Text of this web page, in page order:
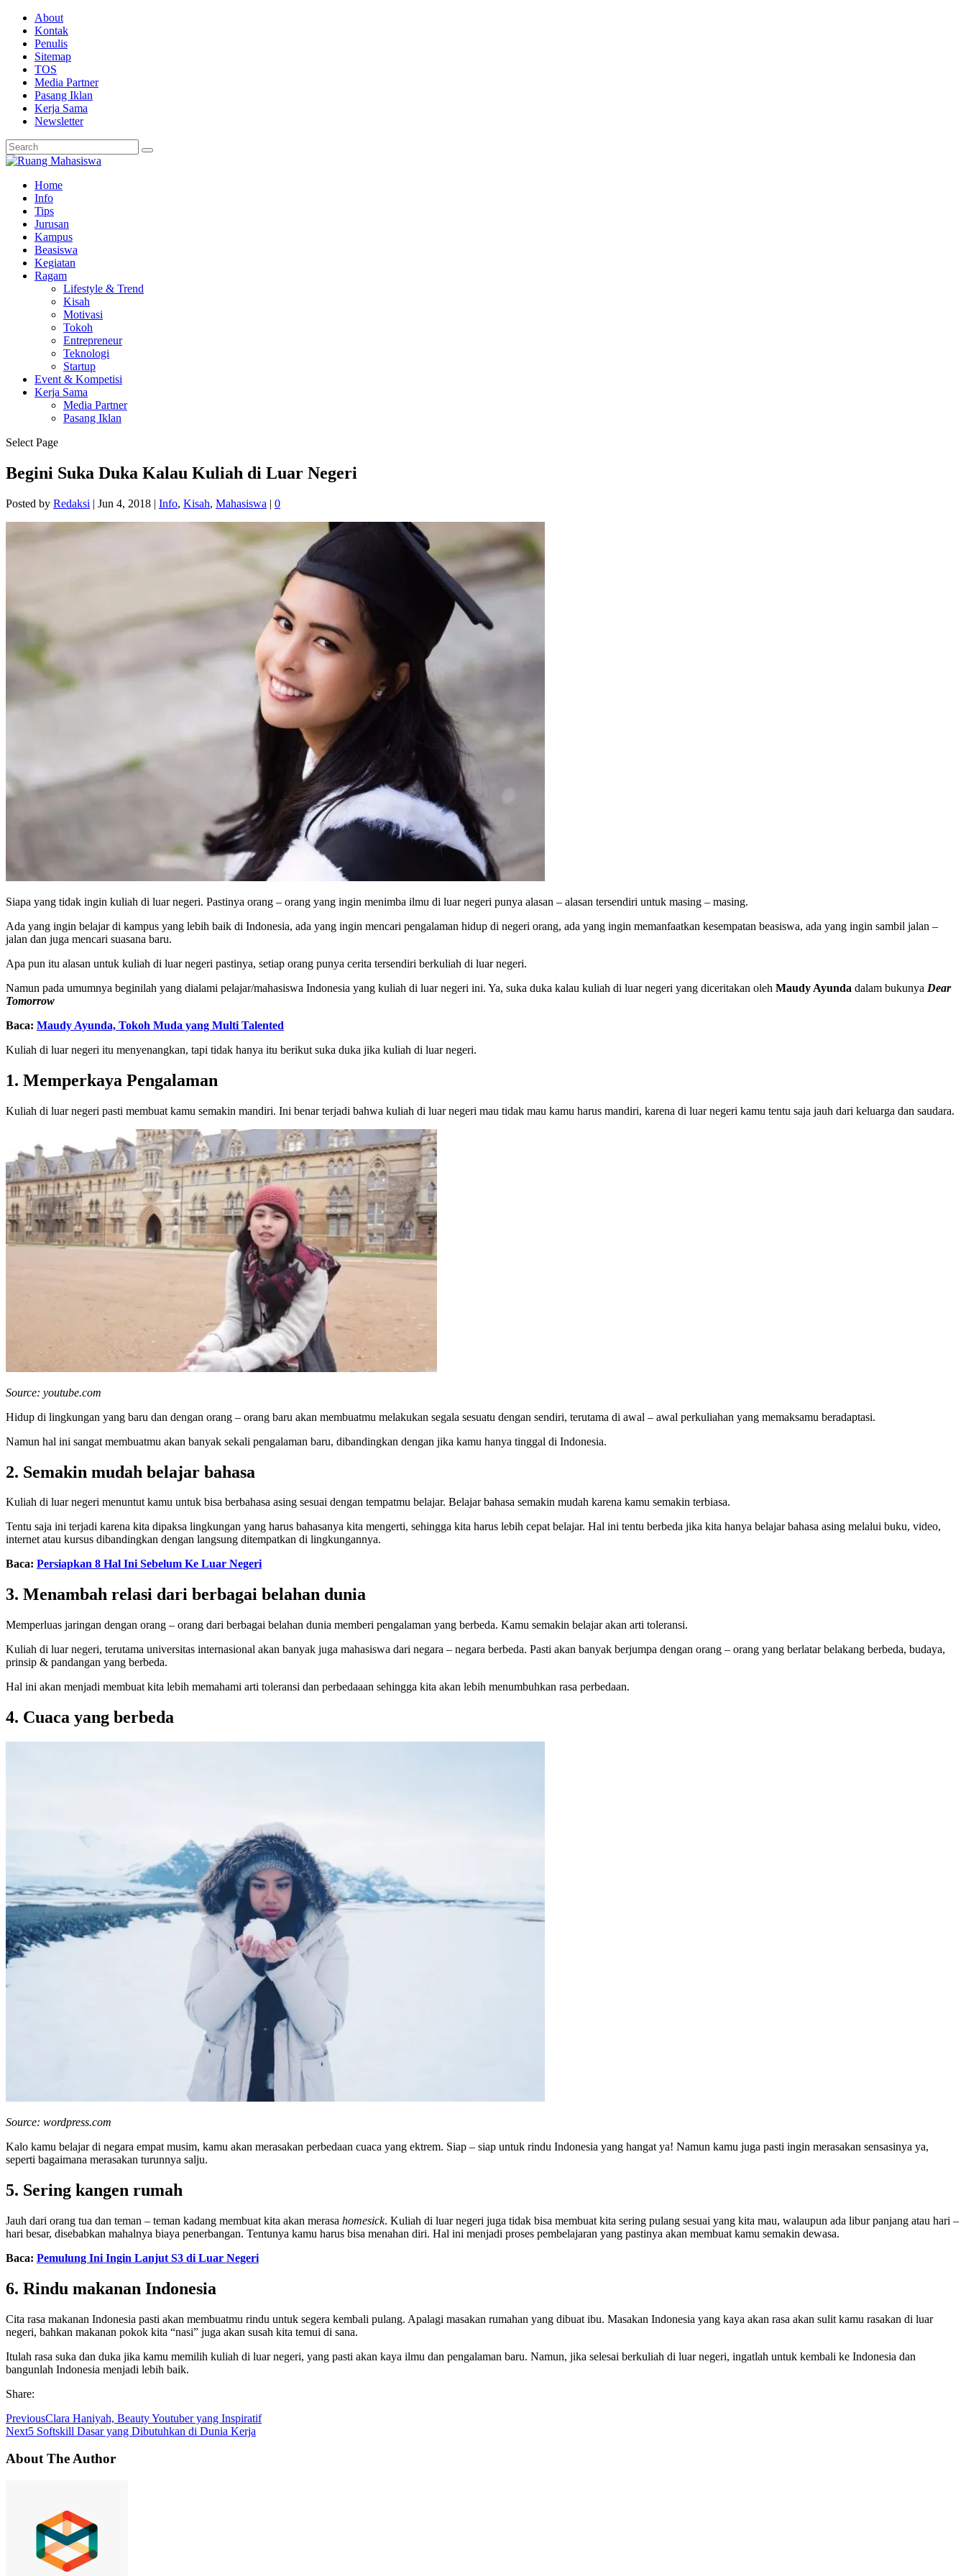
About
Kontak
Penulis
Sitemap
TOS
Media Partner
Pasang Iklan
Kerja Sama
Newsletter
Home
Info
Tips
Jurusan
Kampus
Beasiswa
Kegiatan
Ragam
Lifestyle & Trend
Kisah
Motivasi
Tokoh
Entrepreneur
Teknologi
Startup
Event & Kompetisi
Kerja Sama
Media Partner
Pasang Iklan
Select Page
Begini Suka Duka Kalau Kuliah di Luar Negeri
Posted by Redaksi | Jun 4, 2018 | Info, Kisah, Mahasiswa | 0
Siapa yang tidak ingin kuliah di luar negeri. Pastinya orang – orang yang ingin menimba ilmu di luar negeri punya alasan – alasan tersendiri untuk masing – masing.
Ada yang ingin belajar di kampus yang lebih baik di Indonesia, ada yang ingin mencari pengalaman hidup di negeri orang, ada yang ingin memanfaatkan kesempatan beasiswa, ada yang ingin sambil jalan –
jalan dan juga mencari suasana baru.
Apa pun itu alasan untuk kuliah di luar negeri pastinya, setiap orang punya cerita tersendiri berkuliah di luar negeri.
Namun pada umumnya beginilah yang dialami pelajar/mahasiswa Indonesia yang kuliah di luar negeri ini. Ya, suka duka kalau kuliah di luar negeri yang diceritakan oleh Maudy Ayunda dalam bukunya Dear
Tomorrow
Baca: Maudy Ayunda, Tokoh Muda yang Multi Talented
Kuliah di luar negeri itu menyenangkan, tapi tidak hanya itu berikut suka duka jika kuliah di luar negeri.
1. Memperkaya Pengalaman
Kuliah di luar negeri pasti membuat kamu semakin mandiri. Ini benar terjadi bahwa kuliah di luar negeri mau tidak mau kamu harus mandiri, karena di luar negeri kamu tentu saja jauh dari keluarga dan saudara.
Source: youtube.com
Hidup di lingkungan yang baru dan dengan orang – orang baru akan membuatmu melakukan segala sesuatu dengan sendiri, terutama di awal – awal perkuliahan yang memaksamu beradaptasi.
Namun hal ini sangat membuatmu akan banyak sekali pengalaman baru, dibandingkan dengan jika kamu hanya tinggal di Indonesia.
2. Semakin mudah belajar bahasa
Kuliah di luar negeri menuntut kamu untuk bisa berbahasa asing sesuai dengan tempatmu belajar. Belajar bahasa semakin mudah karena kamu semakin terbiasa.
Tentu saja ini terjadi karena kita dipaksa lingkungan yang harus bahasanya kita mengerti, sehingga kita harus lebih cepat belajar. Hal ini tentu berbeda jika kita hanya belajar bahasa asing melalui buku, video,
internet atau kursus dibandingkan dengan langsung ditempatkan di lingkungannya.
Baca: Persiapkan 8 Hal Ini Sebelum Ke Luar Negeri
3. Menambah relasi dari berbagai belahan dunia
Memperluas jaringan dengan orang – orang dari berbagai belahan dunia memberi pengalaman yang berbeda. Kamu semakin belajar akan arti toleransi.
Kuliah di luar negeri, terutama universitas internasional akan banyak juga mahasiswa dari negara – negara berbeda. Pasti akan banyak berjumpa dengan orang – orang yang berlatar belakang berbeda, budaya,
prinsip & pandangan yang berbeda.
Hal ini akan menjadi membuat kita lebih memahami arti toleransi dan perbedaaan sehingga kita akan lebih menumbuhkan rasa perbedaan.
4. Cuaca yang berbeda
Source: wordpress.com
Kalo kamu belajar di negara empat musim, kamu akan merasakan perbedaan cuaca yang ektrem. Siap – siap untuk rindu Indonesia yang hangat ya! Namun kamu juga pasti ingin merasakan sensasinya ya,
seperti bagaimana merasakan turunnya salju.
5. Sering kangen rumah
Jauh dari orang tua dan teman – teman kadang membuat kita akan merasa homesick. Kuliah di luar negeri juga tidak bisa membuat kita sering pulang sesuai yang kita mau, walaupun ada libur panjang atau hari –
hari besar, disebabkan mahalnya biaya penerbangan. Tentunya kamu harus bisa menahan diri. Hal ini menjadi proses pembelajaran yang pastinya akan membuat kamu semakin dewasa.
Baca: Pemulung Ini Ingin Lanjut S3 di Luar Negeri
6. Rindu makanan Indonesia
Cita rasa makanan Indonesia pasti akan membuatmu rindu untuk segera kembali pulang. Apalagi masakan rumahan yang dibuat ibu. Masakan Indonesia yang kaya akan rasa akan sulit kamu rasakan di luar
negeri, bahkan makanan pokok kita “nasi” juga akan susah kita temui di sana.
Itulah rasa suka dan duka jika kamu memilih kuliah di luar negeri, yang pasti akan kaya ilmu dan pengalaman baru. Namun, jika selesai berkuliah di luar negeri, ingatlah untuk kembali ke Indonesia dan
bangunlah Indonesia menjadi lebih baik.
Share:
PreviousClara Haniyah, Beauty Youtuber yang Inspiratif
Next5 Softskill Dasar yang Dibutuhkan di Dunia Kerja
About The Author